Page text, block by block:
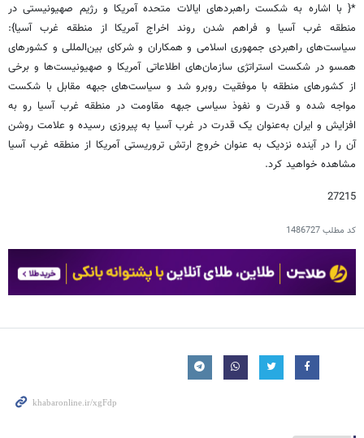
*{ با اشاره به شکست راهبردهای ایالات متحده آمریکا و رژیم صهیونیستی در
منطقه غرب آسیا و فراهم شدن روند اخراج آمریکا از منطقه غرب آسیا}:
سیاست‌های راهبردی جمهوری اسلامی و همکاران و شرکای بین‌المللی و کشورهای
همسو در شکست استراتژی سازمان‌های اطلاعاتی آمریکا و صهیونیست‌ها و برخی
از کشورهای منطقه با موفقیت روبرو شد و سیاست‌های جبهه مقابل با شکست
مواجه شده و قدرت و نفوذ سیاسی جبهه مقاومت در منطقه غرب آسیا رو به
افزایش و ایران به‌عنوان یک قدرت در غرب آسیا به پیروزی رسیده و علامت روشن
آن را در آینده نزدیک به عنوان خروج ارتش تروریستی آمریکا از منطقه غرب آسیا
مشاهده خواهید کرد.
27215
کد مطلب1486727